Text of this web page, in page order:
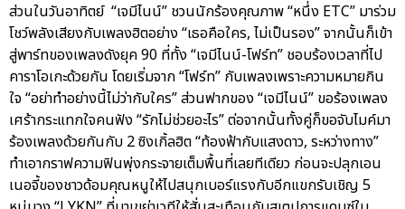
ส่วนในวันอาทิตย์ “เจมีไนน์” ชวนนักร้องคุณภาพ “หนึ่ง ETC” มาร่วม
โชว์พลังเสียงกับเพลงฮิตอย่าง “เธอคือใคร, ไม่เป็นรอง” จากนั้นก็เข้า
สู่พาร์ทของเพลงดังยุค 90 ที่ทั้ง “เจมีไนน์-โฟร์ท” ชอบร้องเวลาที่ไป
คาราโอเกะด้วยกัน โดยเริ่มจาก “โฟร์ท” กับเพลงเพราะความหมายกิน
ใจ “อย่าทำอย่างนี้ไม่ว่ากับใคร” ส่วนฟากของ “เจมีไนน์” ขอร้องเพลง
เศร้ากระแทกใจคนฟัง “รักไม่ช่วยอะไร” ต่อจากนั้นทั้งคู่ก็ขอจับไมค์มา
ร้องเพลงด้วยกันกับ 2 ซิงเกิ้ลฮิต “ท้องฟ้ากับแสงดาว, ระหว่างทาง”
ทำเอากราฟความฟินพุ่งกระจายเต็มพื้นที่เลยทีเดียว ก่อนจะปลุกเอน
เนอจี้ของชาวด้อมคุณหนูให้ไปสนุกเบอร์แรงกับอีกแขกรับเชิญ 5